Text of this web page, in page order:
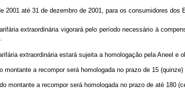
2001 até 31 de dezembro de 2001, para os consumidores
extraordinária vigorará pelo período necessário à
extraordinária estará sujeita a homologação pela Aneel e
montante a recompor será homologada no prazo de 15
montante a recompor será homologada no prazo de até 180